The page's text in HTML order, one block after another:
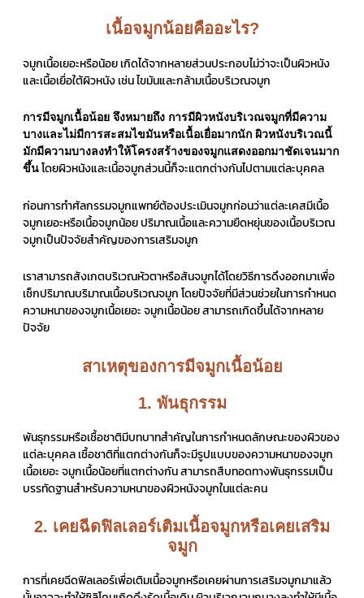
เนื้อจมูกน้อยคืออะไร?
จมูกเนื้อเยอะหรือน้อย เกิดได้จากหลายส่วนประกอบไม่ว่าจะเป็นผิวหนัง
และเนื้อเยื่อใต้ผิวหนัง เช่น ไขมันและกล้ามเนื้อบริเวณจมูก
การมีจมูกเนื้อน้อย จึงหมายถึง การมีผิวหนังบริเวณจมูกที่มีความ
บางและไม่มีการสะสมไขมันหรือเนื้อเยื่อมากนัก ผิวหนังบริเวณนี้
มักมีความบางลงทำให้โครงสร้างของจมูกแสดงออกมาชัดเจนมาก
ขึ้นโดยผิวหนังและเนื้อจมูกส่วนนี้ก็จะแตกต่างกันไปตามแต่ละบุคคล
ก่อนการทำศัลกรรมจมูกแพทย์ต้องประเมินจมูกก่อนว่าแต่ละเคสมีเนื้อ
จมูกเยอะหรือเนื้อจมูกน้อย ปริมาณเนื้อและความยืดหยุ่นของเนื้อบริเวณ
จมูกเป็นปัจจัยสำคัญของการเสริมจมูก
เราสามารถสังเกตบริเวณหัวตาหรือสันจมูกได้โดยวิธีการดึงออกมาเพื่อ
เช็กปริมาณบริมาณเนื้อบริเวณจมูก โดยปัจจัยที่มีส่วนช่วยในการกำหนด
ความหนาของจมูกเนื้อเยอะ จมูกเนื้อน้อย สามารถเกิดขึ้นได้จากหลาย
ปัจจัย
สาเหตุของการมีจมูกเนื้อน้อย
1. พันธุกรรม
พันธุกรรมหรือเชื้อชาติมีบทบาทสำคัญในการกำหนดลักษณะของผิวของ
แต่ละบุคคล เชื้อชาติที่แตกต่างกันก็จะมีรูปแบบของความหนาของจมูก
เนื้อเยอะ จมูกเนื้อน้อยที่แตกต่างกัน สามารถสืบทอดทางพันธุกรรมเป็น
บรรทัดฐานสำหรับความหนาของผิวหนังจมูกในแต่ละคน
2. เคยฉีดฟิลเลอร์เติมเนื้อจมูกหรือเคยเสริม
จมูก
การที่เคยฉีดฟิลเลอร์เพื่อเติมเนื้อจมูกหรือเคยผ่านการเสริมจมูกมาแล้ว